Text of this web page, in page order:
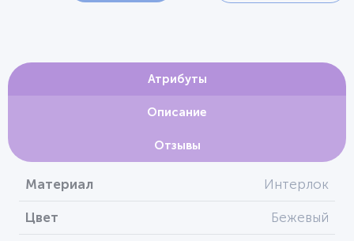
Атрибуты
Описание
Отзывы
Материал Интерлок
Цвет Бежевый